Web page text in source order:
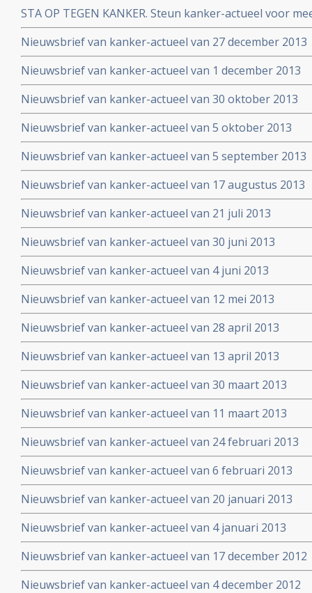
STA OP TEGEN KANKER. Steun kanker-actueel voor
naar niet-toxische middelen en behandelingen
Nieuwsbrief van kanker-actueel van 27 december 2013
Nieuwsbrief van kanker-actueel van 1 december 2013
Nieuwsbrief van kanker-actueel van 30 oktober 2013
Nieuwsbrief van kanker-actueel van 5 oktober 2013
Nieuwsbrief van kanker-actueel van 5 september 2013
Nieuwsbrief van kanker-actueel van 17 augustus 2013
Nieuwsbrief van kanker-actueel van 21 juli 2013
Nieuwsbrief van kanker-actueel van 30 juni 2013
Nieuwsbrief van kanker-actueel van 4 juni 2013
Nieuwsbrief van kanker-actueel van 12 mei 2013
Nieuwsbrief van kanker-actueel van 28 april 2013
Nieuwsbrief van kanker-actueel van 13 april 2013
Nieuwsbrief van kanker-actueel van 30 maart 2013
Nieuwsbrief van kanker-actueel van 11 maart 2013
Nieuwsbrief van kanker-actueel van 24 februari 2013
Nieuwsbrief van kanker-actueel van 6 februari 2013
Nieuwsbrief van kanker-actueel van 20 januari 2013
Nieuwsbrief van kanker-actueel van 4 januari 2013
Nieuwsbrief van kanker-actueel van 17 december 2012
Nieuwsbrief van kanker-actueel van 4 december 2012